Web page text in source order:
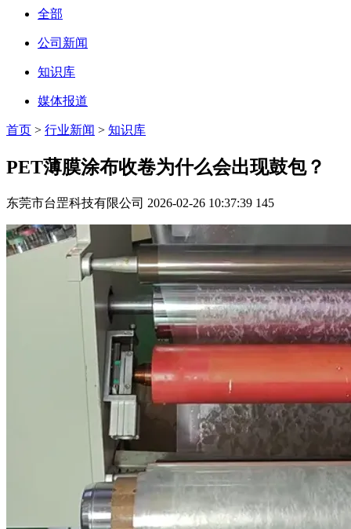
全部
公司新闻
知识库
媒体报道
首页 > 行业新闻 > 知识库
PET薄膜涂布收卷为什么会出现鼓包？
东莞市台罡科技有限公司 2026-02-26 10:37:39 145